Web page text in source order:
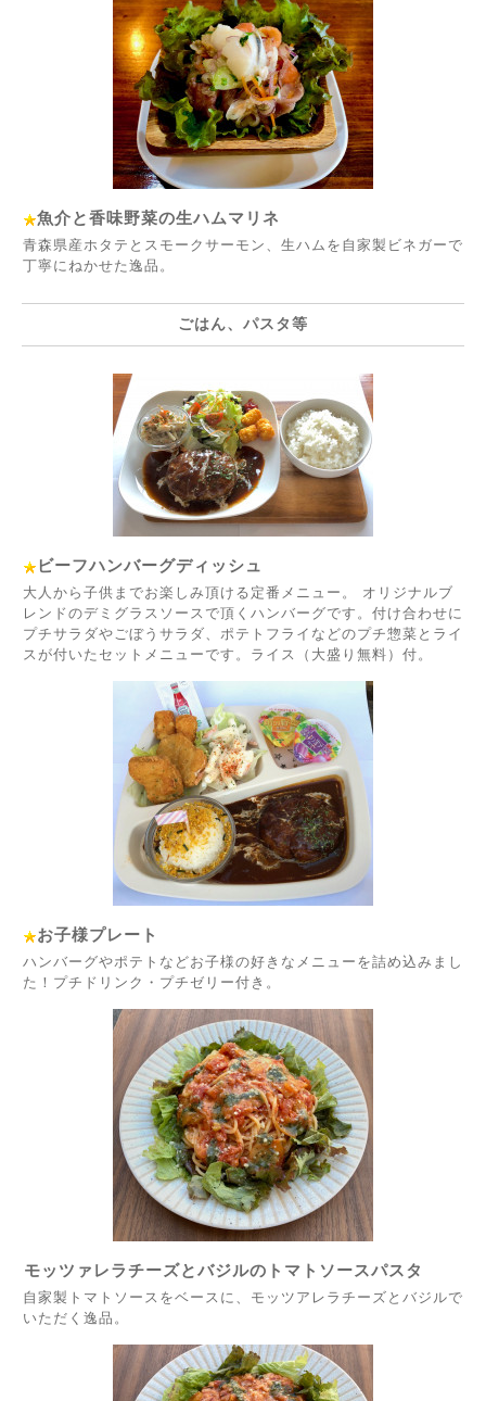
魚介と香味野菜の生ハムマリネ
青森県産ホタテとスモークサーモン、生ハムを自家製ビネガーで
丁寧にねかせた逸品。
ごはん、パスタ等
ビーフハンバーグディッシュ
大人から子供までお楽しみ頂ける定番メニュー。 オリジナルブ
レンドのデミグラスソースで頂くハンバーグです。付け合わせに
プチサラダやごぼうサラダ、ポテトフライなどのプチ惣菜とライ
スが付いたセットメニューです。ライス（大盛り無料）付。
お子様プレート
ハンバーグやポテトなどお子様の好きなメニューを詰め込みまし
た！プチドリンク・プチゼリー付き。
モッツァレラチーズとバジルのトマトソースパスタ
自家製トマトソースをベースに、モッツアレラチーズとバジルで
いただく逸品。